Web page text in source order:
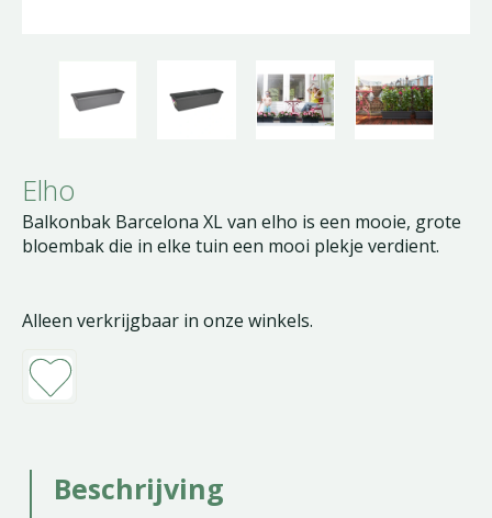
Elho
Balkonbak Barcelona XL van elho is een mooie, grote
bloembak die in elke tuin een mooi plekje verdient.
Alleen verkrijgbaar in onze winkels.
Beschrijving